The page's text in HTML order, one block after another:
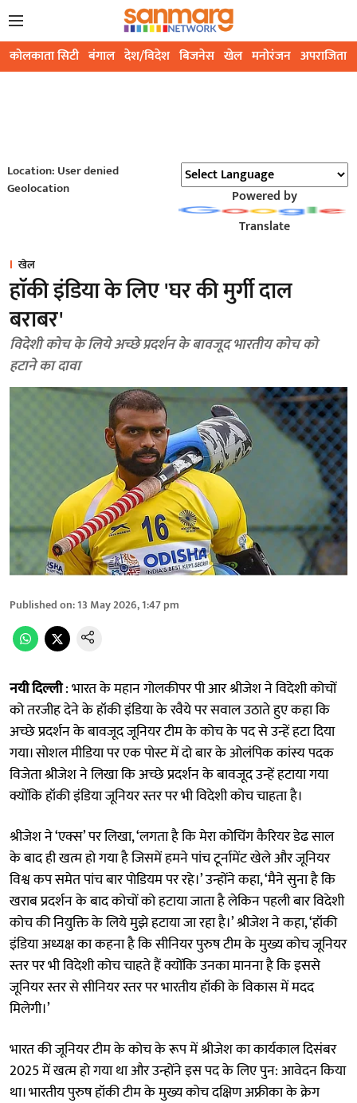
कोलकाता सिटी बंगाल देश/विदेश बिजनेस खेल मनोरंजन अपराजिता
Location: User denied
Geolocation
Powered by
Translate
खेल
हाॅकी इंडिया के लिए 'घर की मुर्गी दाल
बराबर'
विदेशी कोच के लिये अच्छे प्रदर्शन के बावजूद भारतीय कोच को
हटाने का दावा
Published on:13 May 2026, 1:47 pm
नयी दिल्ली: भारत के महान गोलकीपर पी आर श्रीजेश ने विदेशी कोचों
को तरजीह देने के हॉकी इंडिया के रवैये पर सवाल उठाते हुए कहा कि
अच्छे प्रदर्शन के बावजूद जूनियर टीम के कोच के पद से उन्हें हटा दिया
गया। सोशल मीडिया पर एक पोस्ट में दो बार के ओलंपिक कांस्य पदक
विजेता श्रीजेश ने लिखा कि अच्छे प्रदर्शन के बावजूद उन्हें हटाया गया
क्योंकि हॉकी इंडिया जूनियर स्तर पर भी विदेशी कोच चाहता है।
श्रीजेश ने ‘एक्स’ पर लिखा, ‘लगता है कि मेरा कोचिंग कैरियर डेढ साल
के बाद ही खत्म हो गया है जिसमें हमने पांच टूर्नामेंट खेले और जूनियर
विश्व कप समेत पांच बार पोडियम पर रहे।’ उन्होंने कहा, ‘मैने सुना है कि
खराब प्रदर्शन के बाद कोचों को हटाया जाता है लेकिन पहली बार विदेशी
कोच की नियुक्ति के लिये मुझे हटाया जा रहा है।’ श्रीजेश ने कहा, ‘हॉकी
इंडिया अध्यक्ष का कहना है कि सीनियर पुरुष टीम के मुख्य कोच जूनियर
स्तर पर भी विदेशी कोच चाहते हैं क्योंकि उनका मानना है कि इससे
जूनियर स्तर से सीनियर स्तर पर भारतीय हॉकी के विकास में मदद
मिलेगी।’
भारत की जूनियर टीम के कोच के रूप में श्रीजेश का कार्यकाल दिसंबर
2025 में खत्म हो गया था और उन्होंने इस पद के लिए पुन: आवेदन किया
था। भारतीय पुरुष हॉकी टीम के मुख्य कोच दक्षिण अफ्रीका के क्रेग